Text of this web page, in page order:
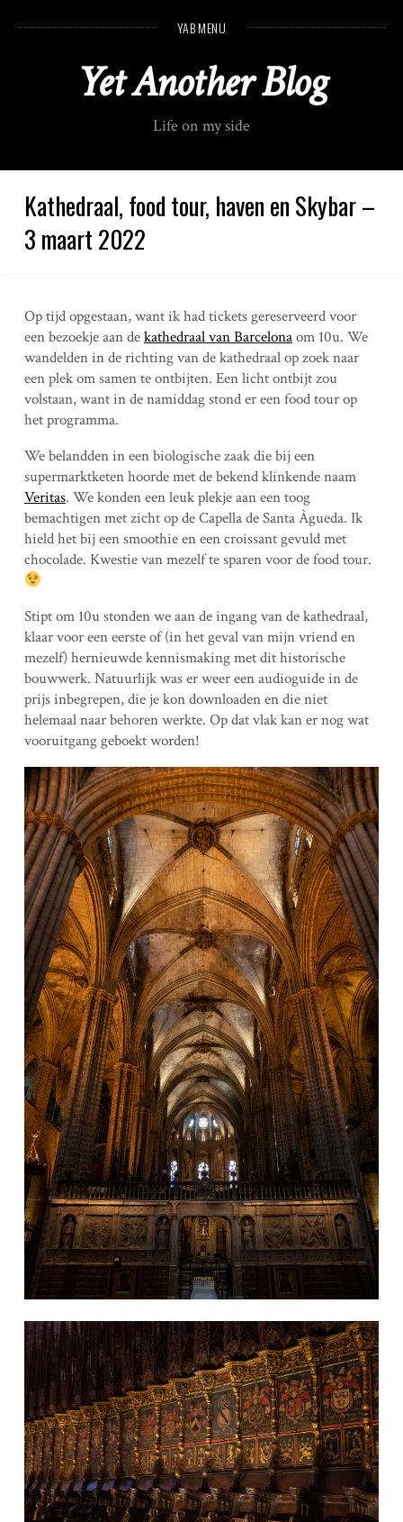
n
YAB MENU
Yet Another Blog
Life on my side
Kathedraal, food tour, haven en Skybar –
3 maart 2022
Op tijd opgestaan, want ik had tickets gereserveerd voor
een bezoekje aan dekathedraal van Barcelonaom 10u. We
wandelden in de richting van de kathedraal op zoek naar
een plek om samen te ontbijten. Een licht ontbijt zou
volstaan, want in de namiddag stond er een food tour op
het programma.
We belandden in een biologische zaak die bij een
supermarktketen hoorde met de bekend klinkende naam
Veritas. We konden een leuk plekje aan een toog
bemachtigen met zicht op de Capella de Santa Àgueda. Ik
hield het bij een smoothie en een croissant gevuld met
chocolade. Kwestie van mezelf te sparen voor de food tour.
Stipt om 10u stonden we aan de ingang van de kathedraal,
klaar voor een eerste of (in het geval van mijn vriend en
mezelf) hernieuwde kennismaking met dit historische
bouwwerk. Natuurlijk was er weer een audioguide in de
prijs inbegrepen, die je kon downloaden en die niet
helemaal naar behoren werkte. Op dat vlak kan er nog wat
vooruitgang geboekt worden!